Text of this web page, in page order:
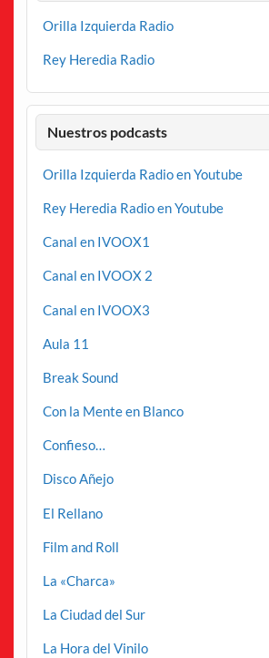
Orilla Izquierda Radio
Rey Heredia Radio
Nuestros podcasts
Orilla Izquierda Radio en Youtube
Rey Heredia Radio en Youtube
Canal en IVOOX1
Canal en IVOOX 2
Canal en IVOOX3
Aula 11
Break Sound
Con la Mente en Blanco
Confieso…
Disco Añejo
El Rellano
Film and Roll
La «Charca»
La Ciudad del Sur
La Hora del Vinilo